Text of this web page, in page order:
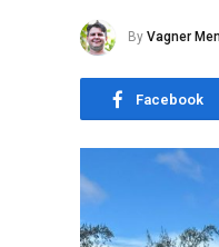
By Vagner
Facebook